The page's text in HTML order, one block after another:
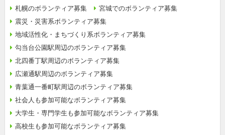
札幌のボランティア募集
宮城でのボランティア募集
震災・災害系ボランティア募集
地域活性化・まちづくり系ボランティア募集
勾当台公園駅周辺のボランティア募集
北四番丁駅周辺のボランティア募集
広瀬通駅周辺のボランティア募集
青葉通一番町駅周辺のボランティア募集
社会人も参加可能なボランティア募集
大学生・専門学生も参加可能なボランティア募集
高校生も参加可能なボランティア募集